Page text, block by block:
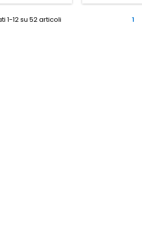
1-12 su 52 articoli 1